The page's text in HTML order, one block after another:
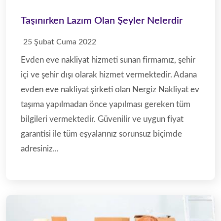
Adana asansörlü taşımacılık ile eşyalarınız daha güvenli bir
şekilde taşınmaktadır. Teknolojinin gelişmesiyle birlikte
yüksek katlara eşyalarınız modüler asansörlerimiz ile
çıkarılmaktadır. Adana şehir içi nakliyat yaparken yüksek
Taşınırken Lazım Olan Şeyler Nelerdir
25 Şubat Cuma 2022
Evden eve nakliyat hizmeti sunan firmamız, şehir
içi ve şehir dışı olarak hizmet vermektedir. Adana
evden eve nakliyat şirketi olan Nergiz Nakliyat ev
taşıma yapılmadan önce yapılması gereken tüm
bilgileri vermektedir. Güvenilir ve uygun fiyat
garantisi ile tüm eşyalarınız sorunsuz biçimde
adresiniz...